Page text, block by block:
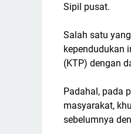
Sipil pusat.
Salah satu
kependudukan
(KTP) dengan
Padahal, pada
masyarakat,
sebelumnya